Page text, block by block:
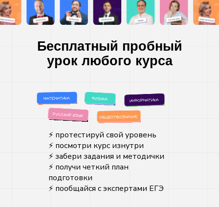
⚡️ протестируй свой уровень
⚡️ посмотри курс изнутри
⚡️ забери задания и методички
⚡️ получи четкий план
подготовки
⚡️ пообщайся с экспертами ЕГЭ
Бесплатный пробный
урок любого курса